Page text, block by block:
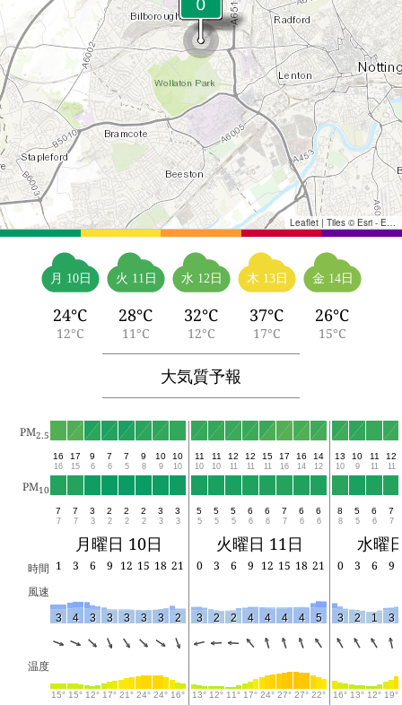
Leaflet | Tiles © Esri - Esri, DeLorme, NAVTEQ, TomTom, Intermap, iPC, USGS, FAO, NPS, NRCAN, GeoBase, Kadaster NL, Ordnance Survey, Esri Japan, METI, Esri China (Hong Kong), and the GIS User Community
月 10日
24°C
12°C
火 11日
28°C
11°C
水 12日
32°C
12°C
木 13日
37°C
17°C
金 14日
26°C
15°C
大気質予報
PM2.5
16
16
17
15
9
6
7
6
7
5
9
8
10
9
10
10
11
10
11
10
12
11
12
11
15
11
17
16
16
14
14
12
13
10
10
9
11
11
12
11
PM10
7
7
7
7
3
3
2
2
2
2
2
2
3
3
3
3
5
5
5
5
5
5
6
6
6
6
7
7
6
6
6
6
8
8
5
5
6
6
7
7
月曜日 10日 火曜日 11日 水曜
時間 1 3 6 9 12 15 18 21 0 3 6 9 12 15 18 21 0 3 6
9
風速
3 4 3 3 3 3 3 2 3 2 2 4 4 4 4 5 3 2 1 3
温度
15° 15° 12° 17° 21° 24° 24° 16° 13° 12° 11° 17° 24° 27° 27° 22° 16° 13° 12° 19°